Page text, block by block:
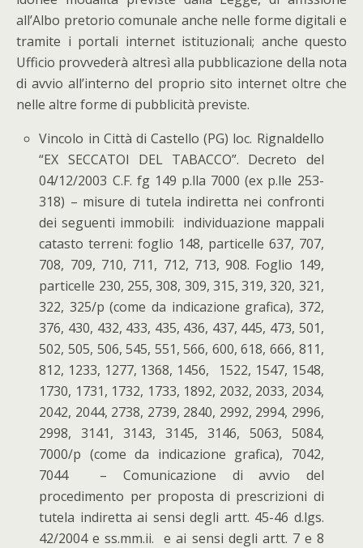
all’Albo pretorio comunale anche nelle forme digitali e
tramite i portali internet istituzionali; anche questo
Ufficio provvederà altresì alla pubblicazione della nota
di avvio all’interno del proprio sito internet oltre che
nelle altre forme di pubblicità previste.
Vincolo in Città di Castello (PG) loc. Rignaldello
“EX SECCATOI DEL TABACCO”. Decreto del
04/12/2003 C.F. fg 149 p.lla 7000 (ex p.lle 253-
318) – misure di tutela indiretta nei confronti
dei seguenti immobili: individuazione mappali
catasto terreni: foglio 148, particelle 637, 707,
708, 709, 710, 711, 712, 713, 908. Foglio 149,
particelle 230, 255, 308, 309, 315, 319, 320, 321,
322, 325/p (come da indicazione grafica), 372,
376, 430, 432, 433, 435, 436, 437, 445, 473, 501,
502, 505, 506, 545, 551, 566, 600, 618, 666, 811,
812, 1233, 1277, 1368, 1456, 1522, 1547, 1548,
1730, 1731, 1732, 1733, 1892, 2032, 2033, 2034,
2042, 2044, 2738, 2739, 2840, 2992, 2994, 2996,
2998, 3141, 3143, 3145, 3146, 5063, 5084,
7000/p (come da indicazione grafica), 7042,
7044 – Comunicazione di avvio del
procedimento per proposta di prescrizioni di
tutela indiretta ai sensi degli artt. 45-46 d.lgs.
42/2004 e ss.mm.ii. e ai sensi degli artt. 7 e 8